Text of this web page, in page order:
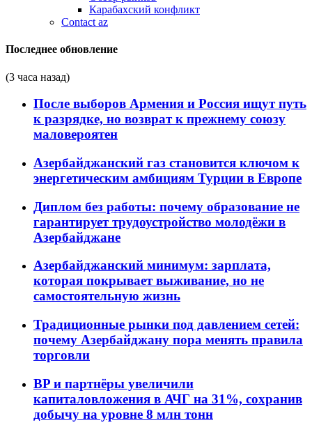
Карабахский конфликт
Contact az
Последнее обновление
(3 часа назад)
После выборов Армения и Россия ищут путь
к разрядке, но возврат к прежнему союзу
маловероятен
Азербайджанский газ становится ключом к
энергетическим амбициям Турции в Европе
Диплом без работы: почему образование не
гарантирует трудоустройство молодёжи в
Азербайджане
Азербайджанский минимум: зарплата,
которая покрывает выживание, но не
самостоятельную жизнь
Традиционные рынки под давлением сетей:
почему Азербайджану пора менять правила
торговли
BP и партнёры увеличили
капиталовложения в АЧГ на 31%, сохранив
добычу на уровне 8 млн тонн